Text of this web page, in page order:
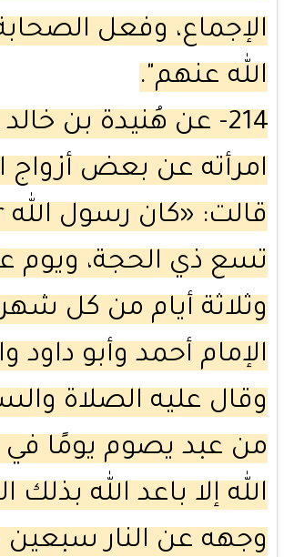
الإجماع، وفعل
الله عنهم".
214- عن هُنيدة بن
تسع ذي الحجة، ويوم
وثلاثة أيام من كل
الإمام أحمد وأبو داود
وقال عليه الصلاة
من عبد يصوم يومًا
الله إلا باعد الله بذلك
وجهه عن النار سبعين